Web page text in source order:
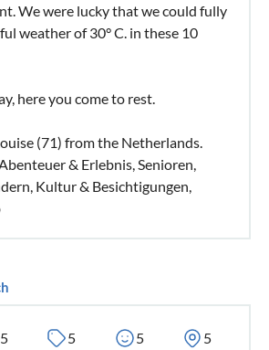
We were lucky that we could fully
weather of 30° C. in these 10
here you come to rest.
(71) from the Netherlands.
& Erlebnis, Senioren,
Kultur & Besichtigungen,
5 5 5 5